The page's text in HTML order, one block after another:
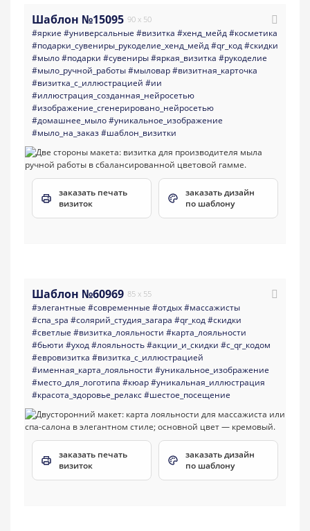
Шаблон №15095 90 x 50
#яркие #универсальные #визитка #хенд_мейд#косметика
#подарки_сувениры_рукоделие_хенд_мейд#qr_код#скидки
#мыло#подарки #сувениры#яркая_визитка #рукоделие
#мыло_ручной_работы#мыловар#визитная_карточка
#визитка_с_иллюстрацией #ии
#иллюстрация_созданная_нейросетью
#изображение_сгенерировано_нейросетью
#домашнее_мыло#уникальное_изображение
#мыло_на_заказ#шаблон_визитки
заказать печать
визиток
заказать дизайн
по шаблону
Шаблон №60969 85 x 55
#элегантные #современные #отдых#массажисты
#спа_spa #солярий_студия_загара #qr_код#скидки
#светлые #визитка_лояльности #карта_лояльности
#бьюти #уход#лояльность#акции_и_скидки #с_qr_кодом
#евровизитка #визитка_с_иллюстрацией
#именная_карта_лояльности #уникальное_изображение
#место_для_логотипа #кюар#уникальная_иллюстрация
#красота_здоровье_релакс#шестое_посещение
заказать печать
визиток
заказать дизайн
по шаблону